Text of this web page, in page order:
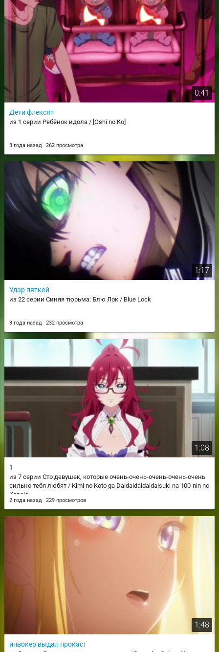
0:41
Дети флексят
из 1 серии Ребёнок идола / [Oshi no Ko]
3 года назад 262 просмотра
1:17
Удар пяткой
из 22 серии Синяя тюрьма: Блю Лок / Blue Lock
3 года назад 232 просмотра
1:08
1
из 7 серии Сто девушек, которые очень-очень-очень-очень-очень
сильно тебя любят / Kimi no Koto ga Daidaidaidaidaisuki na 100-nin no
Kanojo
2 года назад 229 просмотров
1:48
инвокер выдал прокаст